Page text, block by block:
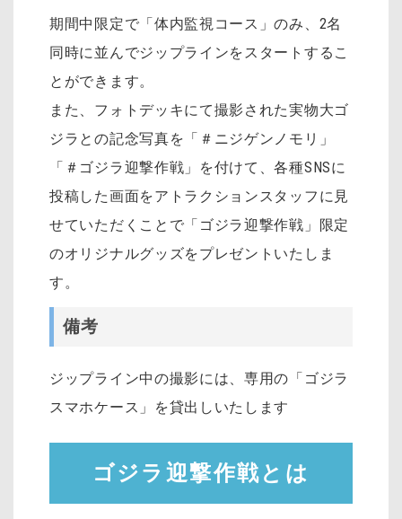
期間中限定で「体内監視コース」のみ、2名
同時に並んでジップラインをスタートするこ
とができます。
また、フォトデッキにて撮影された実物大ゴ
ジラとの記念写真を「＃ニジゲンノモリ」
「＃ゴジラ迎撃作戦」を付けて、各種SNSに
投稿した画面をアトラクションスタッフに見
せていただくことで「ゴジラ迎撃作戦」限定
のオリジナルグッズをプレゼントいたしま
す。
備考
ジップライン中の撮影には、専用の「ゴジラ
スマホケース」を貸出しいたします
ゴジラ迎撃作戦とは